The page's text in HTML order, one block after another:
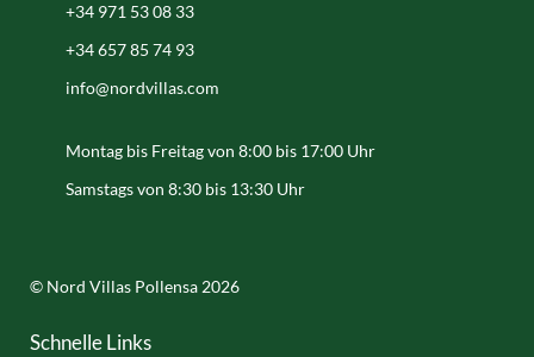
+34 971 53 08 33
+34 657 85 74 93
info@nordvillas.com
Montag bis Freitag von 8:00 bis 17:00 Uhr
Samstags von 8:30 bis 13:30 Uhr
© Nord Villas Pollensa 2026
Schnelle Links